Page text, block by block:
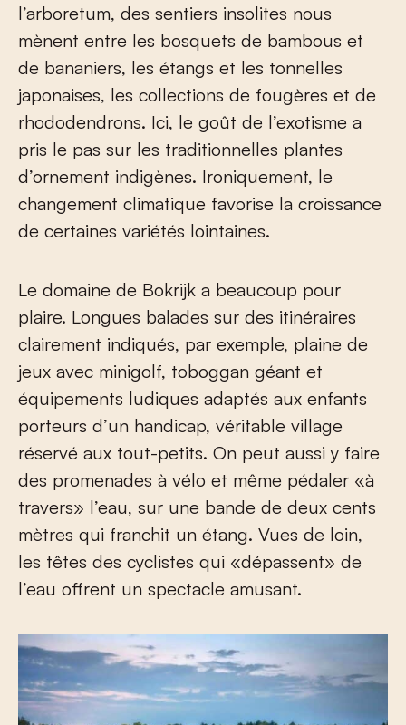
l’arboretum, des sentiers insolites nous
mènent entre les bosquets de bambous et
de bananiers, les étangs et les tonnelles
japonaises, les collections de fougères et de
rhododendrons. Ici, le goût de l’exotisme a
pris le pas sur les traditionnelles plantes
d’ornement indigènes. Ironiquement, le
changement climatique favorise la croissance
de certaines variétés lointaines.
Le domaine de Bokrijk a beaucoup pour
plaire. Longues balades sur des itinéraires
clairement indiqués, par exemple, plaine de
jeux avec minigolf, toboggan géant et
équipements ludiques adaptés aux enfants
porteurs d’un handicap, véritable village
réservé aux tout-petits. On peut aussi y faire
des promenades à vélo et même pédaler «à
travers» l’eau, sur une bande de deux cents
mètres qui franchit un étang. Vues de loin,
les têtes des cyclistes qui «dépassent» de
l’eau offrent un spectacle amusant.